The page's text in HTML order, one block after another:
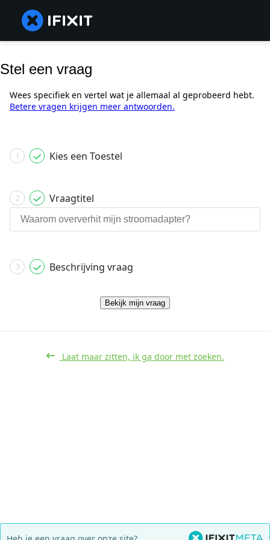
Stel een vraag
Wees specifiek en vertel wat je allemaal al geprobeerd hebt.
Betere vragen krijgen meer antwoorden.
1 Kies een Toestel
2 Vraagtitel
3 Beschrijving vraag
Bekijk mijn vraag
Laat maar zitten, ik ga door met zoeken.